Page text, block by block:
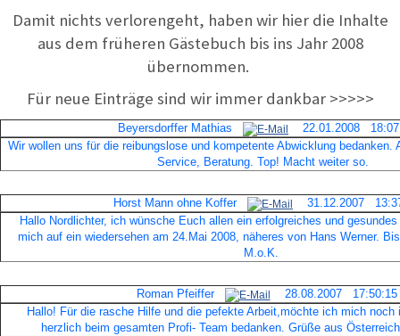
Damit nichts verlorengeht, haben wir hier die Inhalte
aus dem früheren Gästebuch bis ins Jahr 2008
übernommen.
Für neue Einträge sind wir immer dankbar >>>>>
Beyersdorffer Mathias
22.01.2008
Wir wollen uns für die reibungslose und kompetente Abwicklung bedanken.
Service, Beratung. Top! Macht weiter so.
Horst Mann ohne Koffer
31.12.2007
Hallo Nordlichter, ich wünsche Euch allen ein erfolgreiches und
mich auf ein wiedersehen am 24.Mai 2008, näheres von Hans Werner.
M.o.K.
Roman Pfeiffer
28.08.2007 17:50:15
Hallo! Für die rasche Hilfe und die pefekte Arbeit,möchte ich mich noch
herzlich beim gesamten Profi- Team bedanken. Grüße aus